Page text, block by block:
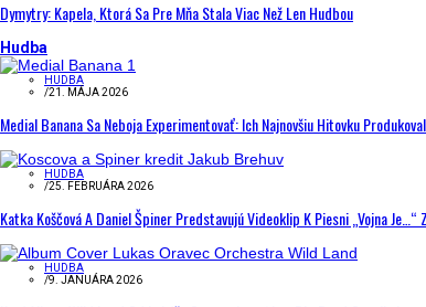
Dymytry: Kapela, Ktorá Sa Pre Mňa Stala Viac Než Len Hudbou
Hudba
HUDBA
/21. MÁJA 2026
Medial Banana Sa Neboja Experimentovať: Ich Najnovšiu Hitovku
HUDBA
/25. FEBRUÁRA 2026
Katka Koščová A Daniel Špiner Predstavujú Videoklip K Piesni „Vojna Je…“
HUDBA
/9. JANUÁRA 2026